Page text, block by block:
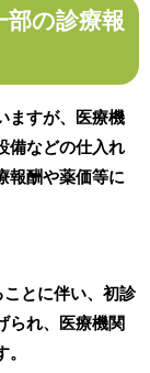
部の診療報
ますが、医療機
備などの仕入れ
報酬や薬価等に
ことに伴い、初診
られ、医療機関